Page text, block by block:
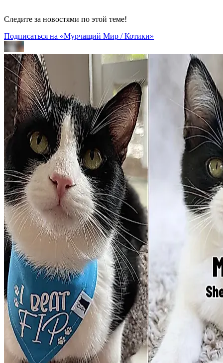
Следите за новостями по этой теме!
Подписаться на «Мурчащий Мир / Котики»